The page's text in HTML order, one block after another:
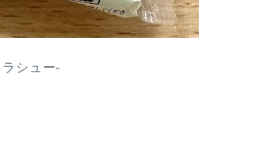
シュー-